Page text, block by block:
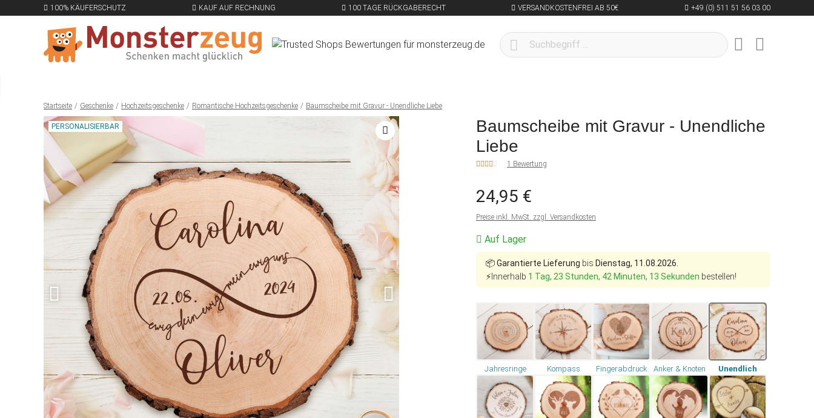
100% KÄUFERSCHUTZ KAUF AUF RECHNUNG 100 TAGE RÜCKGABERECHT VERSANDKOSTENFREI AB 50€ +49 (0) 511 51 56 03 00
Startseite Geschenke Hochzeitsgeschenke Romantische Hochzeitsgeschenke Baumscheibe mit Gravur - Unendliche Liebe
PERSONALISIERBAR
Baumscheibe mit Gravur - Unendliche
Liebe
1 Bewertung
24,95 €
Preise inkl. MwSt. zzgl. Versandkosten
Auf Lager
📦Garantierte Lieferung bis Dienstag, 11.08.2026.
⚡Innerhalb 1 Tag, 23 Stunden, 42 Minuten, 12 Sekunden bestellen!
Jahresringe Kompass Fingerabdruck Anker & Knoten Unendlich